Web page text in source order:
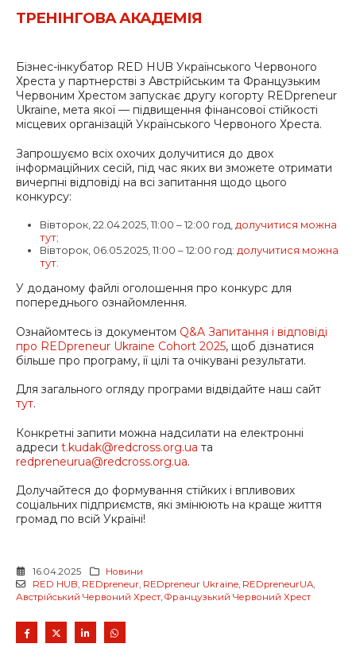
ТРЕНІНГОВА АКАДЕМІЯ
Бізнес-інкубатор RED HUB Українського Червоного
Хреста у партнерстві з Австрійським та Французьким
Червоним Хрестом запускає другу когорту REDpreneur
Ukraine, мета якої — підвищення фінансової стійкості
місцевих організацій Українського Червоного Хреста.
Запрошуємо всіх охочих долучитися до двох
інформаційних сесій, під час яких ви зможете отримати
вичерпні відповіді на всі запитання щодо цього
конкурсу:
Вівторок, 22.04.2025, 11:00 – 12:00 год, долучитися можна
тут;
Вівторок, 06.05.2025, 11:00 – 12:00 год: долучитися можна
тут.
У доданому файлі оголошення про конкурс для
попереднього ознайомлення.
Ознайомтесь із документом Q&A Запитання і відповіді
про REDpreneur Ukraine Cohort 2025, щоб дізнатися
більше про програму, її цілі та очікувані результати.
Для загального огляду програми відвідайте наш сайт
тут.
Конкретні запити можна надсилати на електронні
адреси t.kudak@redcross.org.ua та
redpreneurua@redcross.org.ua.
Долучайтеся до формування стійких і впливових
соціальних підприємств, які змінюють на краще життя
громад по всій Україні!
16.04.2025
Новини
RED HUB REDpreneur, REDpreneur Ukraine, REDpreneurUA,
Австрійський Червоний Хрест, Французький Червоний Хрест